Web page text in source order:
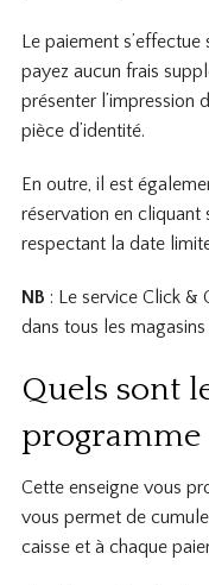
Le paiement
payez aucun frais
présenter l’impression
pièce d’identité.
En outre, il est
réservation en cliquant
respectant la date
NB : Le service Click &
dans tous les
Quels sont
programme
Cette enseigne vous
vous permet de
caisse et à chaque